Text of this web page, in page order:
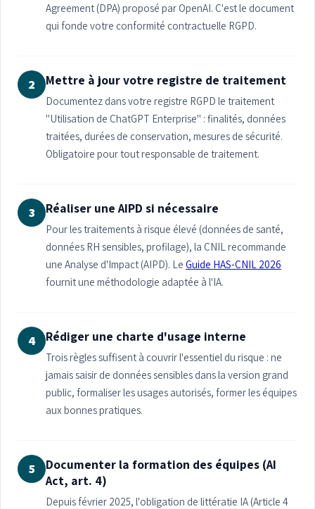
Agreement (DPA) proposé par OpenAI. C'est le document
qui fonde votre conformité contractuelle RGPD.
2 Mettre à jour votre registre de traitement
Documentez dans votre registre RGPD le traitement
"Utilisation de ChatGPT Enterprise" : finalités, données
traitées, durées de conservation, mesures de sécurité.
Obligatoire pour tout responsable de traitement.
3 Réaliser une AIPD si nécessaire
Pour les traitements à risque élevé (données de santé,
données RH sensibles, profilage), la CNIL recommande
une Analyse d'Impact (AIPD). Le Guide HAS-CNIL 2026
fournit une méthodologie adaptée à l'IA.
4 Rédiger une charte d'usage interne
Trois règles suffisent à couvrir l'essentiel du risque : ne
jamais saisir de données sensibles dans la version grand
public, formaliser les usages autorisés, former les équipes
aux bonnes pratiques.
5
Documenter la formation des équipes (AI
Act, art. 4)
Depuis février 2025, l'obligation de littératie IA (Article 4